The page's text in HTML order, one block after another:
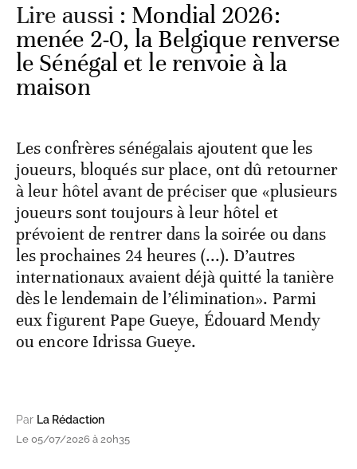
Lire aussi : Mondial 2026:
menée 2-0, la Belgique renverse
le Sénégal et le renvoie à la
maison
Les confrères sénégalais ajoutent que les
joueurs, bloqués sur place, ont dû retourner
à leur hôtel avant de préciser que «plusieurs
joueurs sont toujours à leur hôtel et
prévoient de rentrer dans la soirée ou dans
les prochaines 24 heures (...). D’autres
internationaux avaient déjà quitté la tanière
dès le lendemain de l’élimination». Parmi
eux figurent Pape Gueye, Édouard Mendy
ou encore Idrissa Gueye.
Par La Rédaction
Le 05/07/2026 à 20h35